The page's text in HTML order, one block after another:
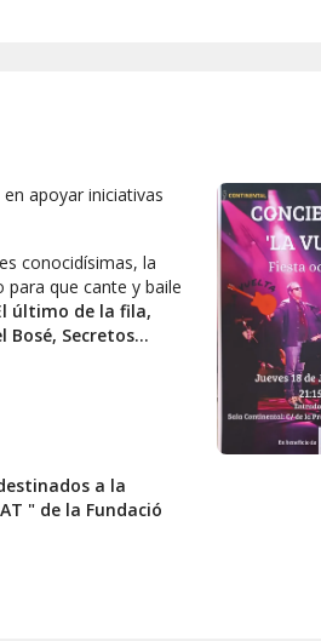
apoyar iniciativas
conocidísimas, la
que cante y baile
último de la fila,
Bosé, Secretos...
a la
" de la Fundació